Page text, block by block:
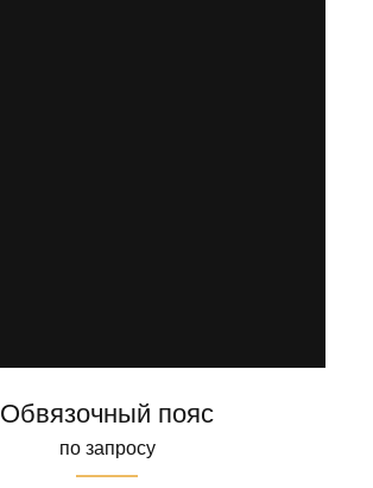
Обвязочный пояс
по запросу